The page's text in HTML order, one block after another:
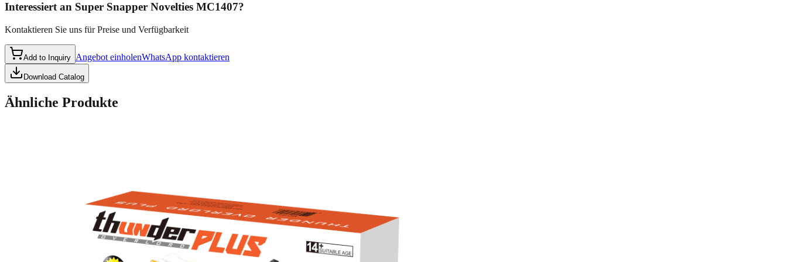
Interessiert an Super Snapper Novelties MC1407?
Kontaktieren Sie uns für Preise und Verfügbarkeit
Add to Inquiry Angebot einholenWhatsApp kontaktieren
Download Catalog
Ähnliche Produkte